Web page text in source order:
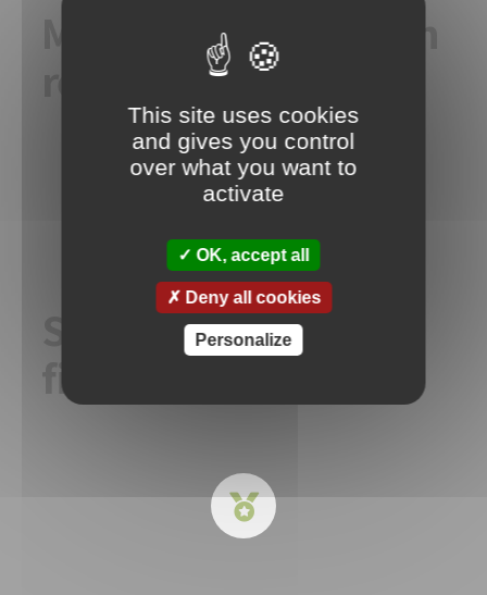
Matériel d’occasion
révisé & garanti
Solutions de
financement
This site uses cookies
and gives you control
over what you want to
activate
OK, accept all
Deny all cookies
Personalize